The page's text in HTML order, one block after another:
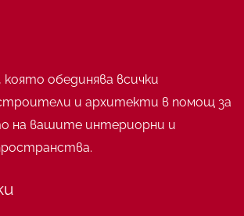
обединява всички
и архитекти в помощ за
на вашите интериорни и